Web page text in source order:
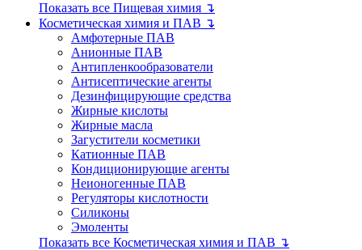
Показать все Пищевая химия ↴
Косметическая химия и ПАВ ↴
Амфотерные ПАВ
Анионные ПАВ
Антипленкообразователи
Антисептические агенты
Дезинфицирующие средства
Жирные кислоты
Жирные масла
Загустители косметики
Катионные ПАВ
Кондиционирующие агенты
Неионогенные ПАВ
Регуляторы кислотности
Силиконы
Эмоленты
Показать все Косметическая химия и ПАВ ↴